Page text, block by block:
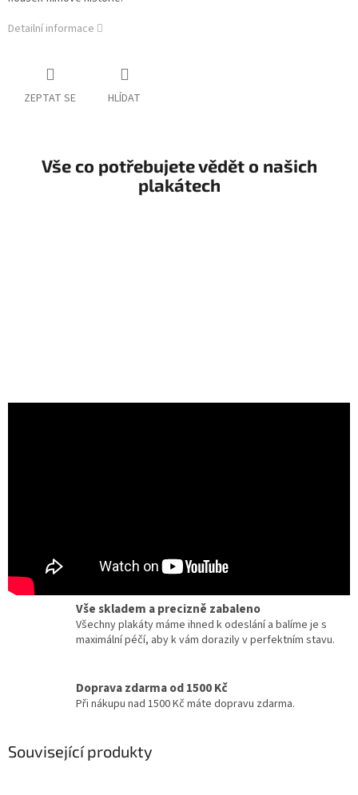
Detailní informace
ZEPTAT SE HLÍDAT
Vše co potřebujete vědět o našich
plakátech
kinematografie a designu.
Vše skladem a precizně zabaleno
Všechny plakáty máme ihned k odeslání a balíme je s
maximální péčí, aby k vám dorazily v perfektním stavu.
Doprava zdarma od 1500 Kč
Při nákupu nad 1500 Kč máte dopravu zdarma.
Související produkty